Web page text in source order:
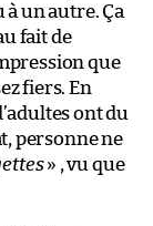
à un autre. Ça
fait de
que
fiers. En
ont du
personne ne
» , vu que